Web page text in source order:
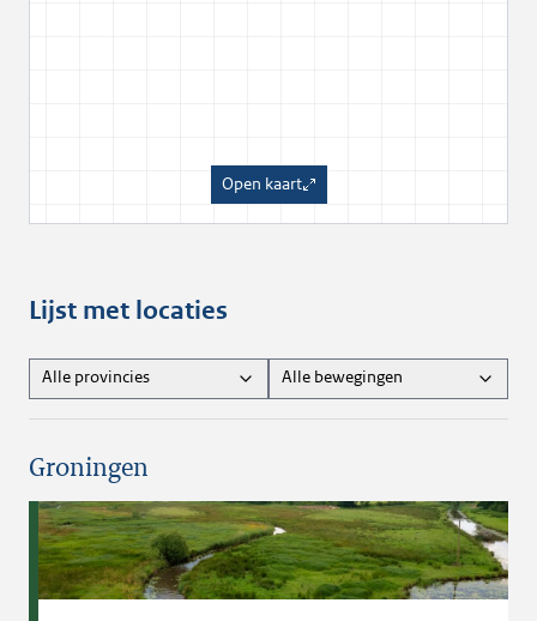
Open kaart
Lijst met locaties
Alle provincies Alle bewegingen
Groningen